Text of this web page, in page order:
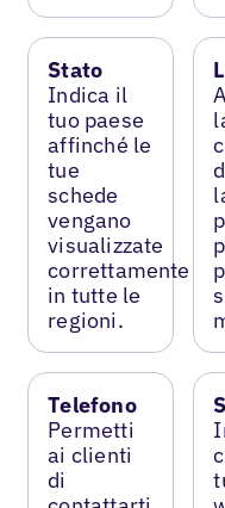
Stato
Indica il
tuo paese
affinché le
tue
schede
vengano
visualizzate
correttamente
in tutte le
regioni.
Telefono
Permetti
ai clienti
di